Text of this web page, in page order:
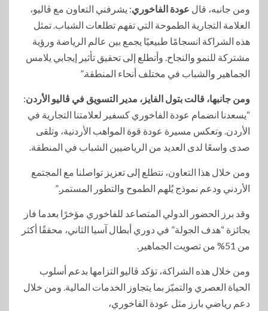
ومن جانبه، قال عودة الفاخوري: يشرفني التعاون مع ڤاليو،
العلامة التجارية الطموحة التي تفهم تطلعات الشباب. تمثل
هذه الشراكة انسجامًا طبيعيًا يجمع بين عالم الرياضة ورؤية
مشتركة للنمو والنجاح. وأتطلع إلى تحقيق تأثير إيجابي يلامس
الجماهير والشباب في مختلف أنحاء المنطقة.”
ومن جانبها، قالت بتول الفايز، مدير التسويق في ڤاليو الأردن:
“يسعدنا انضمام عودة الفاخوري كسفير لعلامتنا التجارية في
الأردن. وتعكس مسيرة عودة قوة المواهب الأردنية، وتلقى
صدى واسعًا لدى العديد من الرياضيين الشباب في المنطقة.
ومن خلال هذا التعاون، نتطلع إلى تعزيز تواصلنا مع المجتمع
الأردني ودعم نموذج يُلهم الطموح والتطور المستمر.”
وقد برز الحضور الدولي المتصاعد للفاخوري مؤخرًا بعدما فاز
بجائزة “هدف الجولة” في دوري أبطال آسيا الثاني، محققًا أكثر
من 51% من تصويت الجماهير.
ومن خلال هذه الشراكة، تؤكد ڤاليو التزامها بدعم أسلوب
الحياة العصري والتميّز بما يتجاوز الخدمات المالية. ومن خلال
دعم رياضي بارز مثل عودة الفاخوري،